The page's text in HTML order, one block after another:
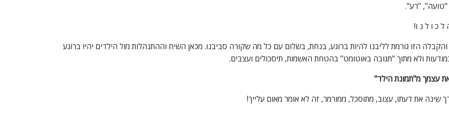
"רע".
ל כ ו ל נ ו!
הזו גורמת לליבנו להיות ברוגע, בנחת, בשלום עם כל מה שקורה סביבנו. מכאן השיח וההתנהלות מול הילדים יהיו ברוגע
ולא מתוך "תגובה באוטומט" בהטחת האשמות, תיסכולים ועצבים.
עצמך מ"תמונת הילד"
שינה את דעתו, עצוב, מתוסכל, ממורמר, זה לא אומר מאום עלייך!